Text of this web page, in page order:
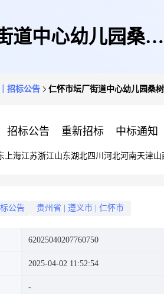
道中心幼儿园桑树
招标公告 仁怀市坛厂街道中心幼儿园桑
招标公告 重新招标 中标通知
上海江苏浙江山东湖北四川 河北河南天津山
公告 贵州省 遵义市 仁怀市
62025040207760750
2025-04-02 11:52:54